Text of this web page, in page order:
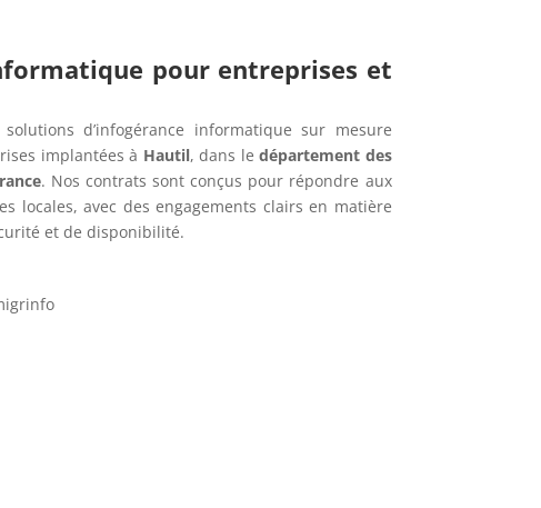
pour entreprises et
d’infogérance informatique sur mesure
implantées à Hautil, dans ledépartement des
. Nos contrats sont conçus pour répondre aux
locales, avec des engagements clairs en matière
et de disponibilité.